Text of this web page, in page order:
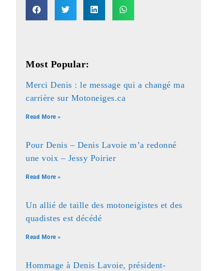
Most Popular:
Merci Denis : le message qui a changé ma
carrière sur Motoneiges.ca
Read More »
Pour Denis – Denis Lavoie m’a redonné
une voix – Jessy Poirier
Read More »
Un allié de taille des motoneigistes et des
quadistes est décédé
Read More »
Hommage à Denis Lavoie, président-